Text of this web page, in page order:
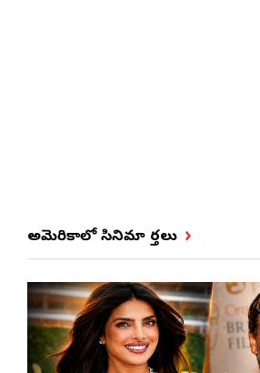
అమెరికాలో సినిమా వార్తలు